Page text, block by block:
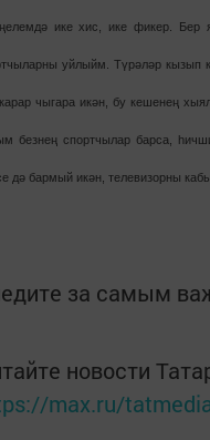
ике хис, ике фикер. Бер
уйлыйм. Тү­рәләр кызып
чыгара икән, бу ке­шенең
безнең спортчылар барса,
дә бармый икән, телевизорны
за самым
новости
max.ru/